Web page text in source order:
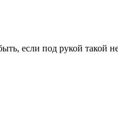
если под рукой такой